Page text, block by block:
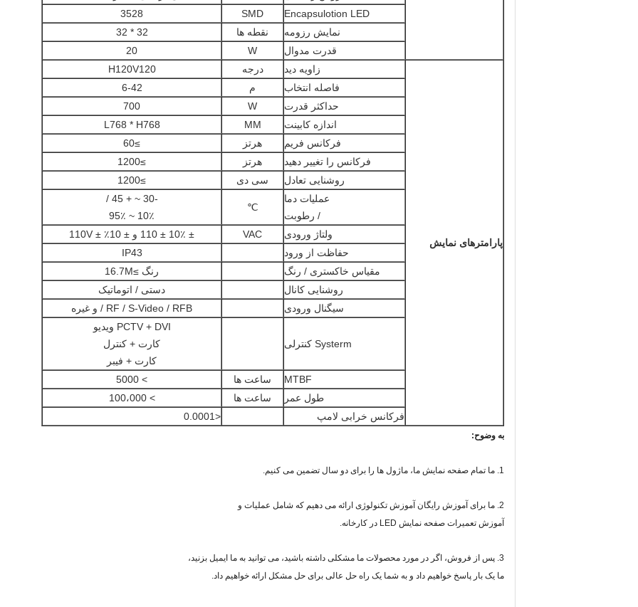
Encapsulotion LED
SMD
3528
نمایش رزومه
نقطه ها
32 * 32
قدرت مدوال
W
20
پارامترهای نمایش
زاویه دید درجه
H120V120
فاصله انتخاب
م
6-42
حداکثر قدرت
W
700
اندازه کابینت
MM
L768 * H768
فرکانس فریم
هرتز
≥60
فرکانس را تغییر دهید
هرتز
≥1200
روشنایی تعادل
سی دی
≥1200
عملیات دما
/ رطوبت
℃
-30 ~ + 45 /
10٪ ~ 95٪
ولتاژ ورودی
VAC
± 10٪ ± 110 و ± 10٪ ± 110V
حفاظت از ورود
IP43
مقیاس خاکستری / رنگ
رنگ ≥16.7M
روشنایی کانال
دستی / اتوماتیک
سیگنال ورودی
RF / S-Video / RFB / و غیره
Systerm کنترلی
PCTV + DVI ویدیو
کارت + کنترل
کارت + فیبر
MTBF
ساعت ها
> 5000
طول عمر
ساعت ها
> 100،000
فرکانس خرابی لامپ
<0.0001
به وضوح:
1. ما تمام صفحه نمایش ما، ماژول ها را برای دو سال تضمین می کنیم.
2. ما برای آموزش رایگان آموزش تکنولوژی ارائه می دهیم که شامل عملیات و
آموزش تعمیرات صفحه نمایش LED در کارخانه.
3. پس از فروش، اگر در مورد محصولات ما مشکلی داشته باشید، می توانید به ما ایمیل بزنید،
ما یک بار پاسخ خواهیم داد و به شما یک راه حل عالی برای حل مشکل ارائه خواهیم داد.